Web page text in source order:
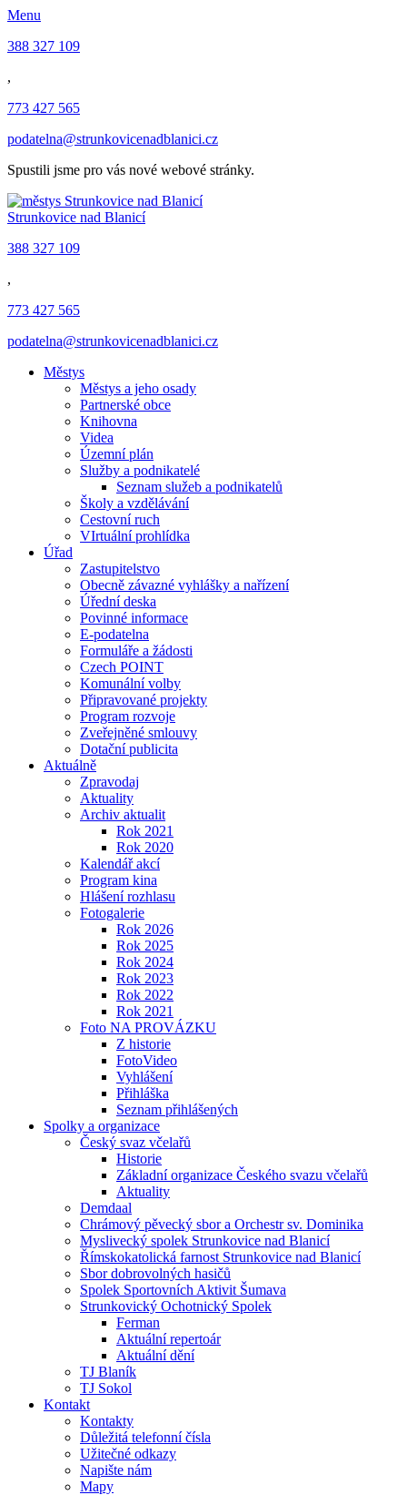
Menu
388 327 109
,
773 427 565
podatelna@strunkovicenadblanici.cz
Spustili jsme pro vás nové webové stránky.
Strunkovice nad Blanicí
388 327 109
,
773 427 565
podatelna@strunkovicenadblanici.cz
Městys
Městys a jeho osady
Partnerské obce
Knihovna
Videa
Územní plán
Služby a podnikatelé
Seznam služeb a podnikatelů
Školy a vzdělávání
Cestovní ruch
VIrtuální prohlídka
Úřad
Zastupitelstvo
Obecně závazné vyhlášky a nařízení
Úřední deska
Povinné informace
E-podatelna
Formuláře a žádosti
Czech POINT
Komunální volby
Připravované projekty
Program rozvoje
Zveřejněné smlouvy
Dotační publicita
Aktuálně
Zpravodaj
Aktuality
Archiv aktualit
Rok 2021
Rok 2020
Kalendář akcí
Program kina
Hlášení rozhlasu
Fotogalerie
Rok 2026
Rok 2025
Rok 2024
Rok 2023
Rok 2022
Rok 2021
Foto NA PROVÁZKU
Z historie
FotoVideo
Vyhlášení
Přihláška
Seznam přihlášených
Spolky a organizace
Český svaz včelařů
Historie
Základní organizace Českého svazu včelařů
Aktuality
Demdaal
Chrámový pěvecký sbor a Orchestr sv. Dominika
Myslivecký spolek Strunkovice nad Blanicí
Římskokatolická farnost Strunkovice nad Blanicí
Sbor dobrovolných hasičů
Spolek Sportovních Aktivit Šumava
Strunkovický Ochotnický Spolek
Ferman
Aktuální repertoár
Aktuální dění
TJ Blaník
TJ Sokol
Kontakt
Kontakty
Důležitá telefonní čísla
Užitečné odkazy
Napište nám
Mapy